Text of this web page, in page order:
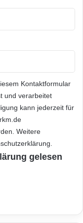
Studio und
sind,
Sitzungen
an
Wer
Online-
Interaktive
Kontaktformular
und verarbeitet
kann jederzeit für
Weitere
gelesen